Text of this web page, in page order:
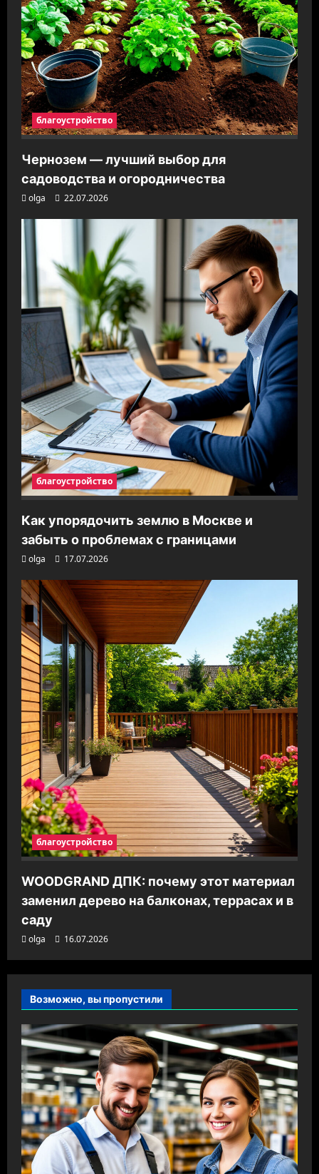
благоустройство
Чернозем — лучший выбор для
садоводства и огородничества
olga 22.07.2026
благоустройство
Как упорядочить землю в Москве и
забыть о проблемах с границами
olga 17.07.2026
благоустройство
WOODGRAND ДПК: почему этот материал
заменил дерево на балконах, террасах и в
саду
olga 16.07.2026
Возможно, вы пропустили